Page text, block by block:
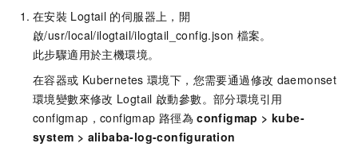
在安裝 Logtail 的伺服器上，開
啟/usr/local/ilogtail/ilogtail_config.json 檔案。
此步驟適用於主機環境。
在容器或 Kubernetes 環境下，您需要通過修改 daemonset
環境變數來修改 Logtail 啟動參數。部分環境引用
configmap，configmap 路徑為 configmap > kube-
system > alibaba-log-configuration